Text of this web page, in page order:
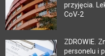
przyjęcia.
CoV-2
ZDROWIE.
personelu i